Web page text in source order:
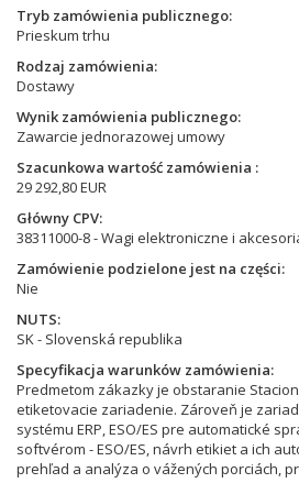
Tryb zamówienia publicznego
Prieskum trhu
Rodzaj zamówienia
Dostawy
Wynik zamówienia publicznego
Zawarcie jednorazowej umowy
Szacunkowa wartość zamówienia
29 292,80 EUR
Główny CPV
38311000-8 - Wagi elektroniczne i
Zamówienie podzielone jest na części
Nie
NUTS
SK - Slovenská republika
Specyfikacja warunków zamówienia
Predmetom zákazky je obstaranie
etiketovacie zariadenie. Zároveň je
systému ERP, ESO/ES pre automatické
softvérom - ESO/ES, návrh etikiet a ich
prehľad a analýza o vážených porciách,